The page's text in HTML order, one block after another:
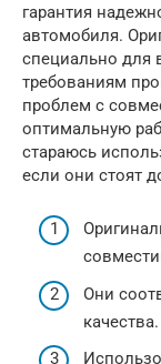
гарантия
автомобиля.
специально для
требованиям
проблем с
оптимальную
стараюсь
если они стоят
Они
качества.